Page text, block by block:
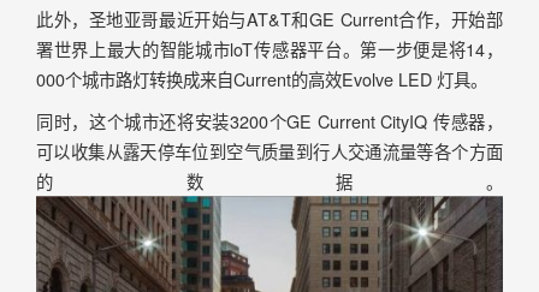
此外，圣地亚哥最近开始与AT&T和GE Current合作，开始部
署世界上最大的智能城市loT传感器平台。第一步便是将14，
000个城市路灯转换成来自Current的高效Evolve LED 灯具。
同时，这个城市还将安装3200个GE Current CityIQ 传感器，
可以收集从露天停车位到空气质量到行人交通流量等各个方面
的数据。